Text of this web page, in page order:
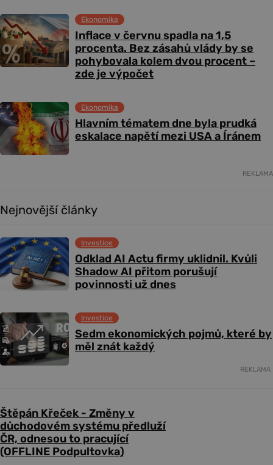
Inflace v červnu spadla na 1,5
procenta. Bez zásahů vlády by se
pohybovala kolem dvou procent –
zde je výpočet
Ekonomika
Hlavním tématem dne byla prudká
eskalace napětí mezi USA a Íránem
Ekonomika
REKLAMA
Nejnovější články
Odklad AI Actu firmy uklidnil. Kvůli
Shadow AI přitom porušují
povinnosti už dnes
Investice
Sedm ekonomických pojmů, které by
měl znát každý
Investice
REKLAMA
Štěpán Křeček - Změny v
důchodovém systému předluží
ČR, odnesou to pracující
(OFFLINE Podpultovka)